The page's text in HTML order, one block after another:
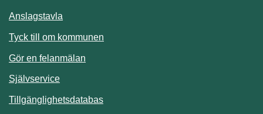
Anslagstavla
Tyck till om kommunen
Gör en felanmälan
SjälvserviceLänk till annan webbplats.
TillgänglighetsdatabasLänk till annan webbplats.